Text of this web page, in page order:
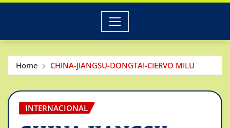
Home CHINA-JIANGSU-DONGTAI-CIERVO MILU
INTERNACIONAL